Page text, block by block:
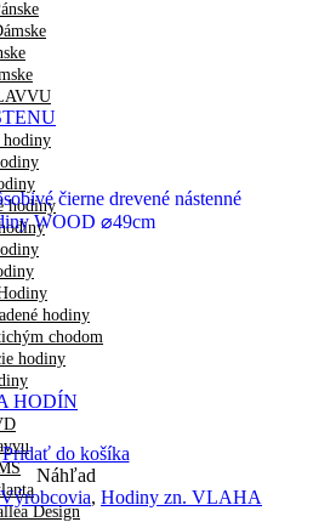
hodiny
hodiny
hodiny
chodom
hodiny
HODÍN
Design
Pridať do košíka
Náhľad
, Hodiny zn. VLAHA